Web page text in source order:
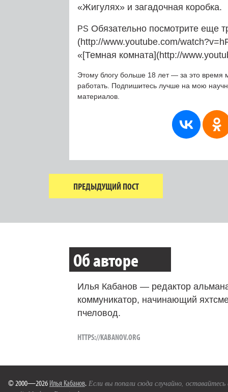
«Жигулях» и загадочная коробка.
PS Обязательно посмотрите еще
(http://www.youtube.com/
«[Темная комната](http://
Этому блогу больше 18 лет — за это время
работать. Подпишитесь лучше на мою
материалов.
ПРЕДЫДУЩИЙ ПОСТ
Об авторе
Илья Кабанов — редактор
коммуникатор, начинающий
пчеловод.
HTTPS://KABANOV.ORG
© 2000—2026 Илья Кабанов. Если вы попали сюда случайно,